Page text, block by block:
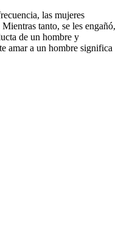
las mujeres
tanto, se les engañó,
de un hombre y
amar a un hombre significa